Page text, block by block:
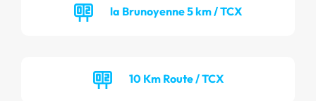
la Brunoyenne 5 km / TCX
10 Km Route / TCX